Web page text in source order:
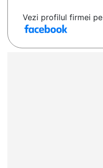
Vezi profilul firmei pe